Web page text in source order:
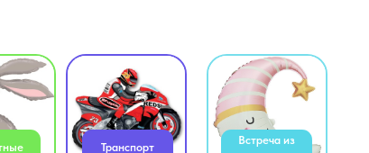
Встреча из
роддома
Транспорт